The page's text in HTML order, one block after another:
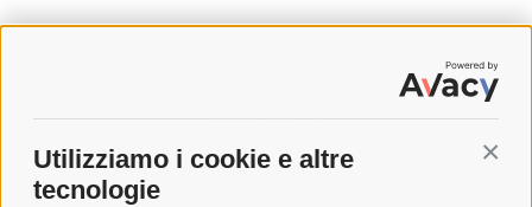
Utilizziamo i cookie e altre
tecnologie
SPEDIZIONI
COSTI DI SPEDIZIONE